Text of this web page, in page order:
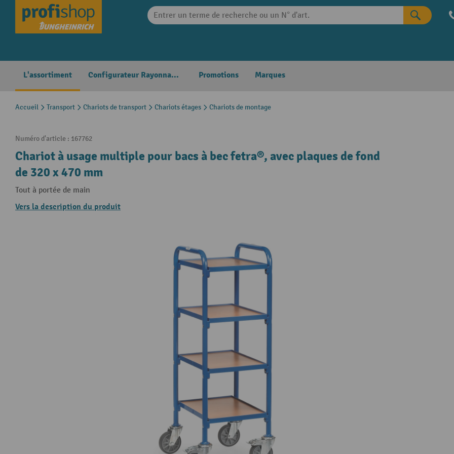
Skip to main navigation
L'assortiment Configurateur Rayonnages Promotions Marques
Accueil Transport Chariots de transport Chariots étages Chariots de montage
Numéro d'article : 167762
Chariot à usage multiple pour bacs à bec fetra®, avec plaques de fond
de 320 x 470 mm
Tout à portée de main
Vers la description du produit